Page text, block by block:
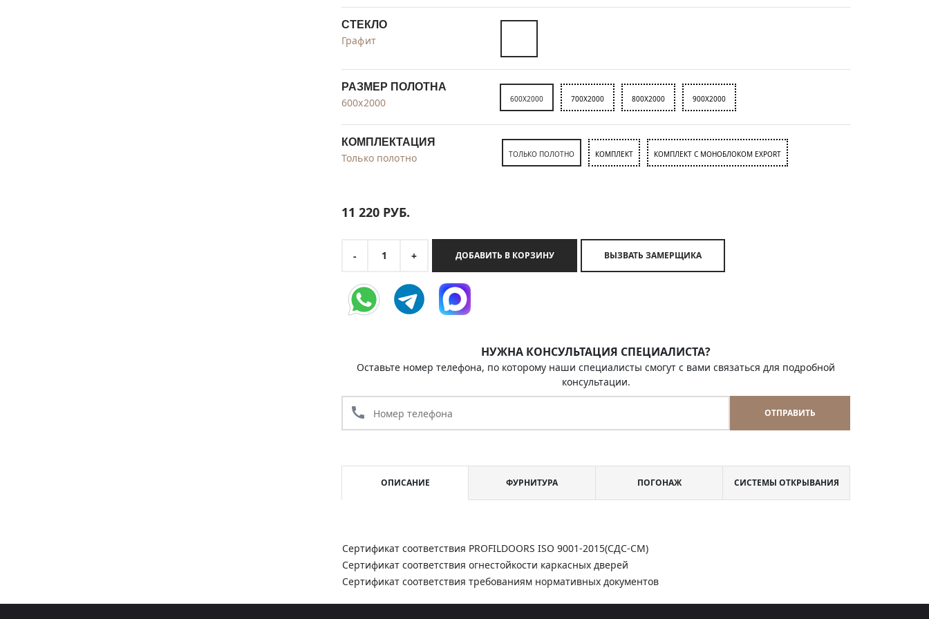
СТЕКЛО
Графит
РАЗМЕР ПОЛОТНА
600x2000 600X2000 700X2000 800X2000 900X2000
КОМПЛЕКТАЦИЯ
Только полотно ТОЛЬКО ПОЛОТНО КОМПЛЕКТ КОМПЛЕКТ С МОНОБЛОКОМ EXPORT
11 220 РУБ.
- 1 + ДОБАВИТЬ В КОРЗИНУ ВЫЗВАТЬ ЗАМЕРЩИКА
НУЖНА КОНСУЛЬТАЦИЯ СПЕЦИАЛИСТА?
Оставьте номер телефона, по которому наши специалисты смогут с вами связаться для подробной
консультации.
call ОТПРАВИТЬ
ОПИСАНИЕ ФУРНИТУРА ПОГОНАЖ СИСТЕМЫ ОТКРЫВАНИЯ
Сертификат соответствия PROFILDOORS ISO 9001-2015(СДС-СМ)
Сертификат соответствия огнестойкости каркасных дверей
Сертификат соответствия требованиям нормативных документов